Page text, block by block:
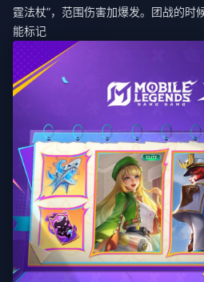
霆法杖”，范围伤害加爆发。团战的时
能标记